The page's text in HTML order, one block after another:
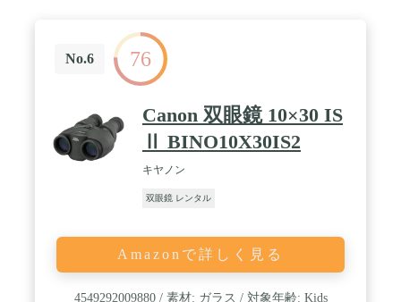
倍、スタンド席10倍、札幌ドーム：アリーナ席10
倍、スタンド席10～12倍、名古屋ドーム：アリーナ
席10倍、スタンド席10～12倍、福岡ドーム：アリー
ナ席8倍、スタンド席10倍、埼玉スーパーアリー
ナ：アリーナ席8倍、スタンド席10倍。これらは目
安で、皆様の視野により適した倍率が変わる可能性
もございますので、ご参考までにお考えください。
/ 【重量について】長時間の使用を考えると、双眼
鏡の重量は300g以下のものがおすすめです。ただし
に問題がある可能性がございます。高品質で軽量な
眼鏡はライブの楽しさを最大限に引き出すために企
画されております。100%ライブを楽しんでくださ
は12倍の倍率で、ほとんどのコンサート会場やドー
No.6 76
Canon 双眼鏡 10×30 IS
Ⅱ BINO10X30IS2
キヤノン
双眼鏡 レンタル
Amazonで詳しく見る
4549292009880 / 素材: ガラス / 対象年齢: Kids